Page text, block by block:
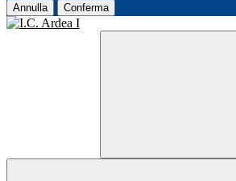
Annulla Conferma